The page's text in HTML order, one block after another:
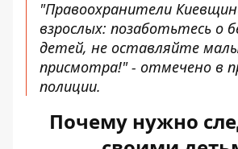
"Правоохранители
взрослых: позаботьтесь о
детей, не оставляйте
присмотра!" - отмечено в
полиции.
Почему нужно